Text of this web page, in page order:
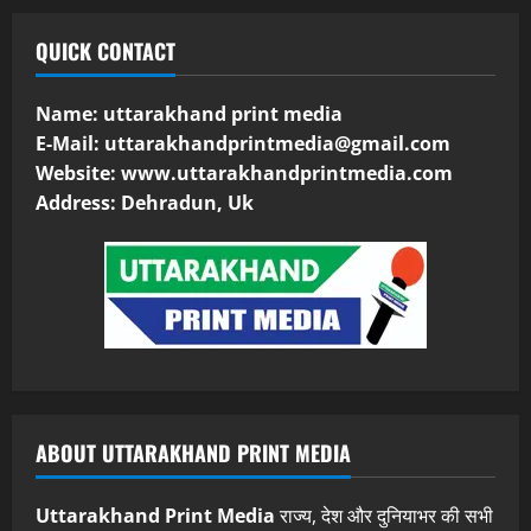
QUICK CONTACT
Name: uttarakhand print media
E-Mail: uttarakhandprintmedia@gmail.com
Website: www.uttarakhandprintmedia.com
Address: Dehradun, Uk
ABOUT UTTARAKHAND PRINT MEDIA
Uttarakhand Print Mediaराज्य, देश और दुनियाभर की सभी